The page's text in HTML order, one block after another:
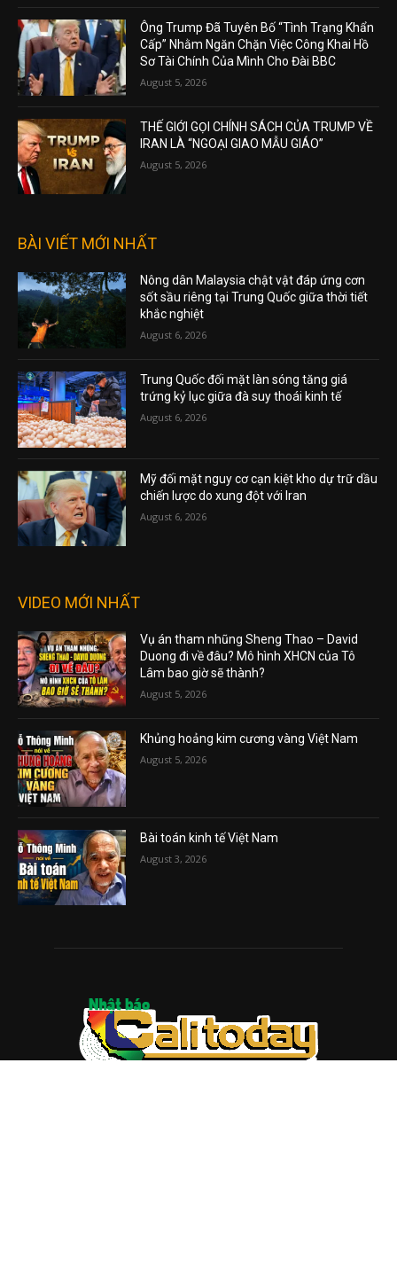
Ông Trump Đã Tuyên Bố “Tình Trạng Khẩn
Cấp” Nhằm Ngăn Chặn Việc Công Khai Hồ
Sơ Tài Chính Của Mình Cho Đài BBC
August 5, 2026
THẾ GIỚI GỌI CHÍNH SÁCH CỦA TRUMP VỀ
IRAN LÀ “NGOẠI GIAO MẪU GIÁO”
August 5, 2026
BÀI VIẾT MỚI NHẤT
Nông dân Malaysia chật vật đáp ứng cơn
sốt sầu riêng tại Trung Quốc giữa thời tiết
khắc nghiệt
August 6, 2026
Trung Quốc đối mặt làn sóng tăng giá
trứng kỷ lục giữa đà suy thoái kinh tế
August 6, 2026
Mỹ đối mặt nguy cơ cạn kiệt kho dự trữ dầu
chiến lược do xung đột với Iran
August 6, 2026
VIDEO MỚI NHẤT
Vụ án tham nhũng Sheng Thao – David
Duong đi về đâu? Mô hình XHCN của Tô
Lâm bao giờ sẽ thành?
August 5, 2026
Khủng hoảng kim cương vàng Việt Nam
August 5, 2026
Bài toán kinh tế Việt Nam
August 3, 2026